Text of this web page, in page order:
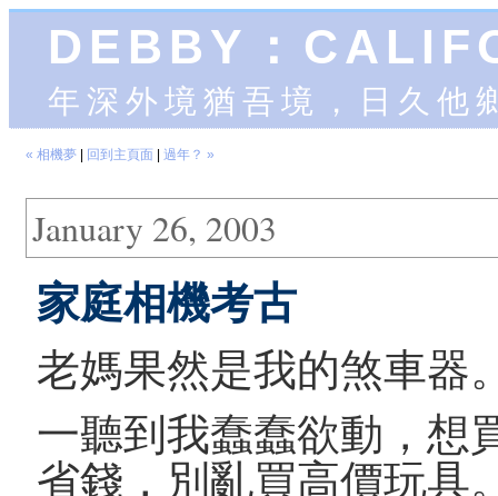
DEBBY：
年深外境猶吾境，日久
« 相機夢 回到主頁面 過年？ »
January 26, 2003
家庭相機考古
老媽果然是我的煞車器
一聽到我蠢蠢欲動，想
省錢，別亂買高價玩具